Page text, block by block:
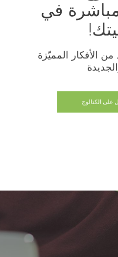
مباشرة في
من الأفكار المميّزة
على الكتالوج